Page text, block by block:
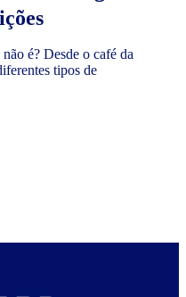
é? Desde o café da
tipos de